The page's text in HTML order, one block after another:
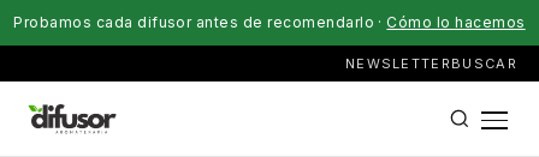
Probamos cada difusor antes de recomendarlo · Cómo lo hacemos
NEWSLETTER BUSCAR